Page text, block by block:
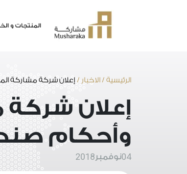
المنتجات و
الرئيسية /الاخبار / إعلان شركة مشاركة
إعلان
وأحكام
04نوفمبر 2018